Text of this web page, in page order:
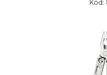
Kód: